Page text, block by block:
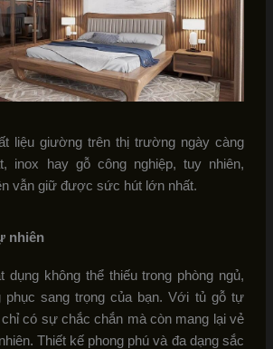
liệu giường trên thị trường ngày càng
inox hay gỗ công nghiệp, tuy nhiên,
vẫn giữ được sức hút lớn nhất.
nhiên
dụng không thể thiếu trong phòng ngủ,
sang trọng của bạn. Với tủ gỗ tự
chỉ có sự chắc chắn mà còn mang lại vẻ
Thiết kế phong phú và đa dạng sắc